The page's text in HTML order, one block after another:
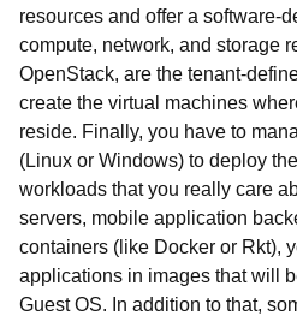
resources and offer a software-
compute, network, and storage
OpenStack, are the tenant-
create the virtual machines
reside. Finally, you have to
(Linux or Windows) to deploy
workloads that you really care
servers, mobile application
containers (like Docker or Rkt),
applications in images that will
Guest OS. In addition to that,